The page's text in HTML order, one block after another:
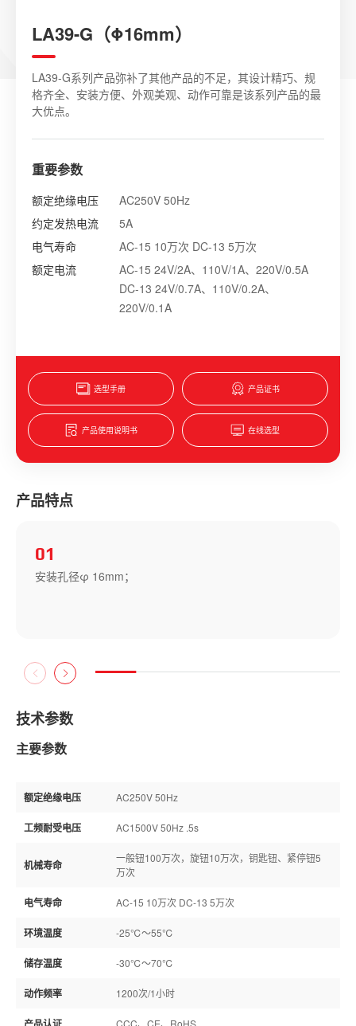
LA39-G（Φ16mm）
LA39-G系列产品弥补了其他产品的不足，其设计精巧、规
格齐全、安装方便、外观美观、动作可靠是该系列产品的最
大优点。
重要参数
额定绝缘电压
AC250V 50Hz
约定发热电流
5A
电气寿命
AC-15 10万次 DC-13 5万次
额定电流
AC-15 24V/2A、110V/1A、220V/0.5A
DC-13 24V/0.7A、110V/0.2A、
220V/0.1A
选型手册 产品证书
产品使用说明书 在线选型
产品特点
02
红、黄、绿、蓝、白、黑六种颜色；
技术参数
主要参数
额定绝缘电压 AC250V 50Hz
工频耐受电压 AC1500V 50Hz .5s
机械寿命
一般钮100万次，旋钮10万次，钥匙钮、紧停钮5
万次
电气寿命 AC-15 10万次 DC-13 5万次
环境温度 -25℃～55℃
储存温度 -30℃～70℃
动作频率 1200次/1小时
CCC、CE、RoHS